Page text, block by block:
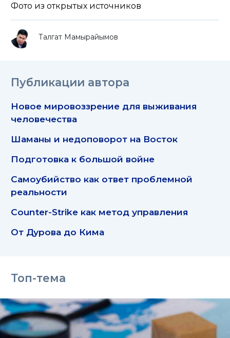
Фото из открытых источников
Талгат Мамырайымов
Публикации автора
Новое мировоззрение для выживания
человечества
Шаманы и недоповорот на Восток
Подготовка к большой войне
Самоубийство как ответ проблемной
реальности
Counter-Strike как метод управления
От Дурова до Кима
Топ-тема